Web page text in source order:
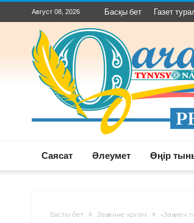
Август 08, 2026 Басқы бет Газет
Саясат Әлеумет Өңір
Басты бет Заң және қоғам «Заң мен